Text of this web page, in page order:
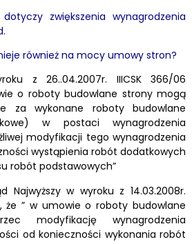
zwiększenia wynagrodzenia
również na mocy umowy stron?
z 26..04.2007r. IIICSK 366/06
o roboty budowlane strony mogą
za wykonane roboty budowlane
w postaci wynagrodzenia
modyfikacji tego wynagrodzenia
wystąpienia robót dodatkowych
robót podstawowych”
Najwyższy w wyroku z 14.03.2008r.
że ” w umowie o roboty budowlane
modyfikację wynagrodzenia
od konieczności wykonania robót